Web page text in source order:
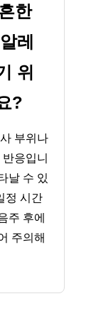
한
레
위
?
부위나
응입니
날 수 있
정 시간
주 후에
주의해